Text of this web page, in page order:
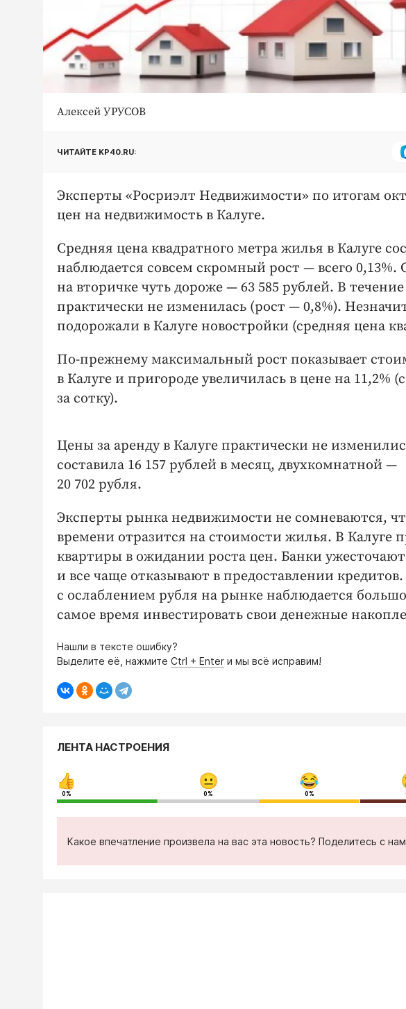
Алексей УРУСОВ
ЧИТАЙТЕ KP40.RU:
Эксперты «Росриэлт Недвижимости» по итогам
цен на недвижимость в Калуге.
Средняя цена квадратного метра жилья в Калуге
наблюдается совсем скромный рост — всего 0,13%.
на вторичке чуть дороже — 63 585 рублей. В
практически не изменилась (рост — 0,8%).
подорожали в Калуге новостройки (средняя цена
По-прежнему максимальный рост показывает
в Калуге и пригороде увеличилась в цене на 11,2%
за сотку).
Цены за аренду в Калуге практически не
составила 16 157 рублей в месяц, двухкомнатной —
20 702 рубля.
Эксперты рынка недвижимости не сомневаются,
времени отразится на стоимости жилья. В Калуге
квартиры в ожидании роста цен. Банки
и все чаще отказывают в предоставлении
с ослаблением рубля на рынке наблюдается
самое время инвестировать свои денежные
Нашли в тексте ошибку?
Выделите её, нажмите Ctrl + Enter и мы всё исправим!
ЛЕНТА НАСТРОЕНИЯ
0% 0% 0%
Какое впечатление произвела на вас эта новость? Поделитесь с